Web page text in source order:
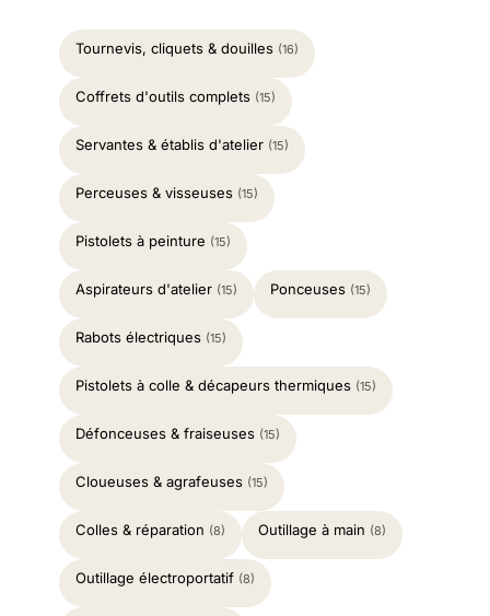
Tournevis, cliquets & douilles (16)
Coffrets d'outils complets (15)
Servantes & établis d'atelier (15)
Perceuses & visseuses (15)
Pistolets à peinture (15)
Aspirateurs d'atelier (15) Ponceuses (15)
Rabots électriques (15)
Pistolets à colle & décapeurs thermiques (15)
Défonceuses & fraiseuses (15)
Cloueuses & agrafeuses (15)
Colles & réparation (8) Outillage à main (8)
Outillage électroportatif (8)